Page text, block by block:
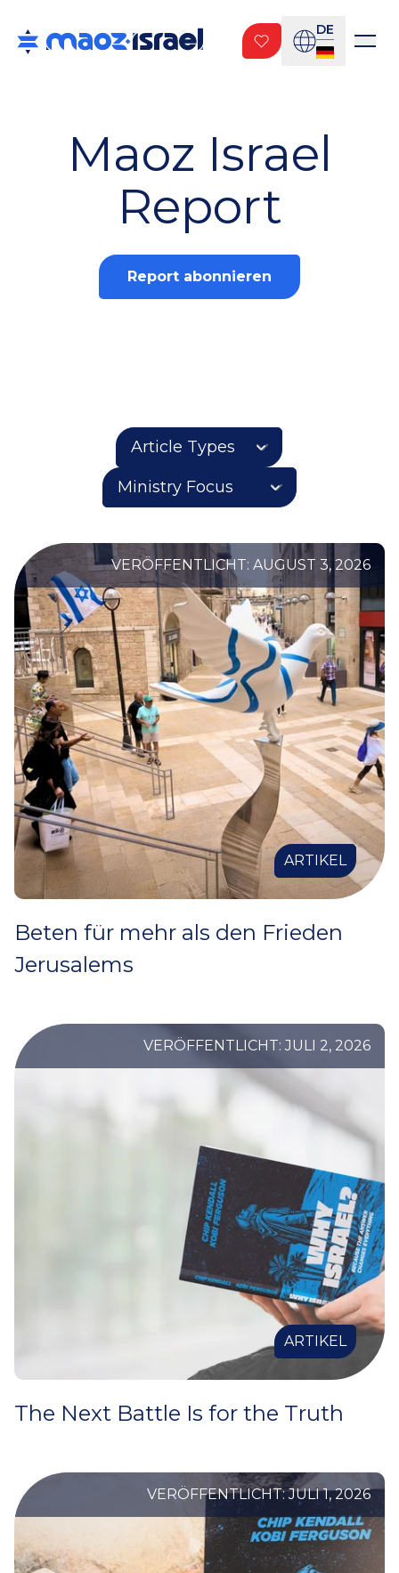
DE
Maoz Israel
Report
Report abonnieren
VERÖFFENTLICHT: AUGUST 3, 2026
ARTIKEL
Beten für mehr als den Frieden
Jerusalems
VERÖFFENTLICHT: JULI 2, 2026
ARTIKEL
The Next Battle Is for the Truth
VERÖFFENTLICHT: JULI 1, 2026